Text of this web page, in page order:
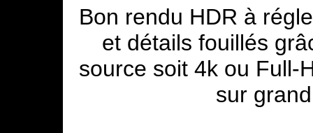
Bon rendu HDR à
et détails fouillés
source soit 4k ou Full-
sur